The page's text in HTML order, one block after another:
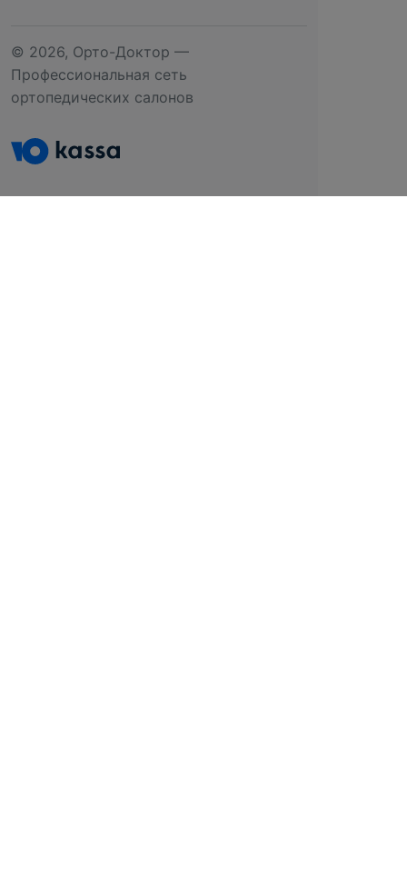
© 2026, Орто-Доктор —
Профессиональная сеть
ортопедических салонов